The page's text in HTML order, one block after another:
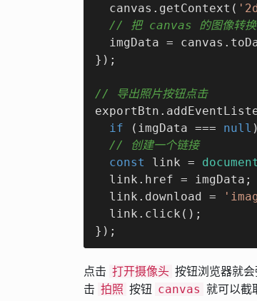
  canvas.getContext(
// 把 canvas 的图像转
imgData =
});
// 导出照片按钮点击
if (imgData === null
// 创建一个链接
const
link = document
  link.href = imgData;
  link.download =
  link.click();
});
点击 打开摄像头 按钮浏览器就
击 拍照 按钮 canvas 就可以截